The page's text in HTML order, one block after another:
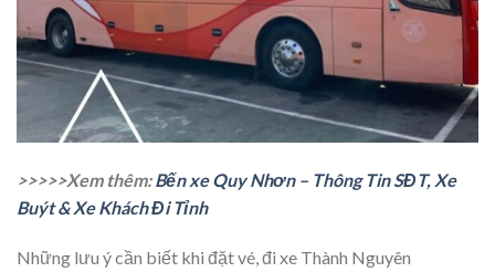
>>>>>Xem thêm:Bến xe Quy Nhơn – Thông Tin SĐT, Xe
Buýt & Xe Khách Đi Tỉnh
Những lưu ý cần biết khi đặt vé, đi xe Thành Nguyên